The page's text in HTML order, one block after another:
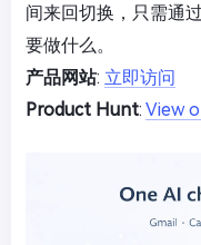
间来回切换，只需通
要做什么。
产品网站: 立即访问
Product Hunt: View